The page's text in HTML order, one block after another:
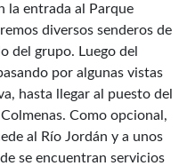
la entrada al Parque
diversos senderos de
del grupo. Luego del
por algunas vistas
hasta llegar al puesto del
Como opcional,
al Río Jordán y a unos
se encuentran servicios